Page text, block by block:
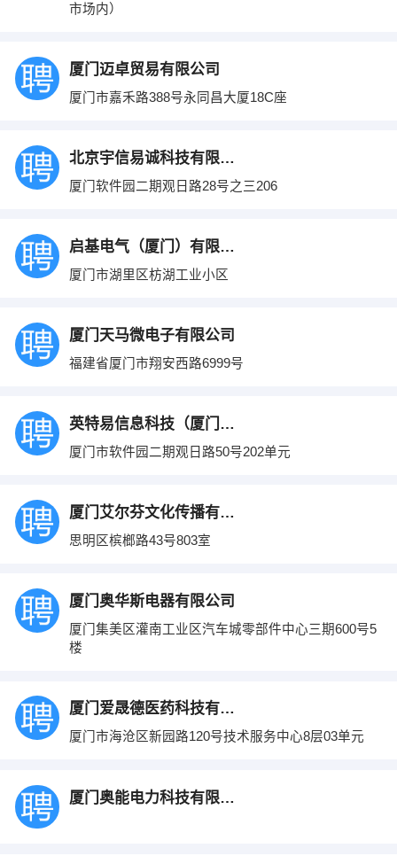
市场内）
厦门迈卓贸易有限公司
厦门市嘉禾路388号永同昌大厦18C座
北京宇信易诚科技有限公司
厦门软件园二期观日路28号之三206
启基电气（厦门）有限公司
厦门市湖里区枋湖工业小区
厦门天马微电子有限公司
福建省厦门市翔安西路6999号
英特易信息科技（厦门）有限公司
厦门市软件园二期观日路50号202单元
厦门艾尔芬文化传播有限公司
思明区槟榔路43号803室
厦门奥华斯电器有限公司
厦门集美区灌南工业区汽车城零部件中心三期600号5
楼
厦门爱晟德医药科技有限公司
厦门市海沧区新园路120号技术服务中心8层03单元
厦门奥能电力科技有限公司福州办事处